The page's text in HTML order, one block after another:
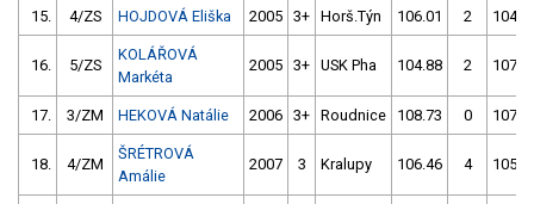
15. 4/ZS HOJDOVÁ Eliška 2005 3+ Horš.Týn 106.01 2
16. 5/ZS
KOLÁŘOVÁ
Markéta
2005 3+ USK Pha 104.88 2
17. 3/ZM HEKOVÁ Natálie 2006 3+ Roudnice 108.73 0
18. 4/ZM
ŠRÉTROVÁ
Amálie
2007 3 Kralupy 106.46 4